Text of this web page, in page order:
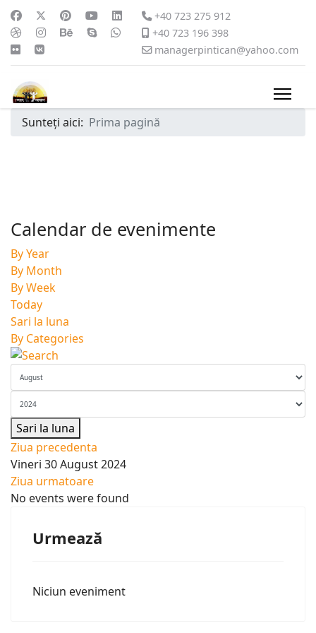
+40 723 275 912
+40 723 196 398
managerpintican@yahoo.com
Sunteți aici: Prima pagină
Calendar de evenimente
By Year
By Month
By Week
Today
Sari la luna
By Categories
Sari la luna
Ziua precedenta
Vineri 30 August 2024
Ziua urmatoare
No events were found
Urmează
Niciun eveniment